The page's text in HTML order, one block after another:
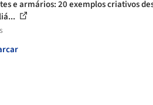
e armários: 20 exemplos criativos